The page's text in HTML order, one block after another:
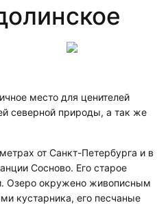
место для ценителей
северной природы, а так же
от Санкт-Петербурга и в
Сосново. Его старое
Озеро окружено живописным
кустарника, его песчаные